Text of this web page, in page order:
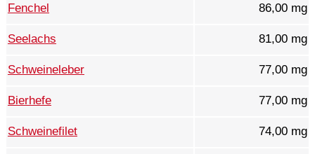
Fenchel 86,00 mg
Seelachs 81,00 mg
Schweineleber 77,00 mg
Bierhefe 77,00 mg
Schweinefilet 74,00 mg